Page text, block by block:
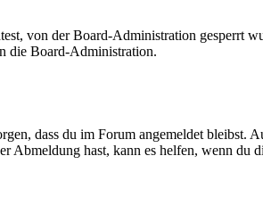
von der Board-Administration gesperrt
die Board-Administration.
dass du im Forum angemeldet bleibst.
Abmeldung hast, kann es helfen, wenn du